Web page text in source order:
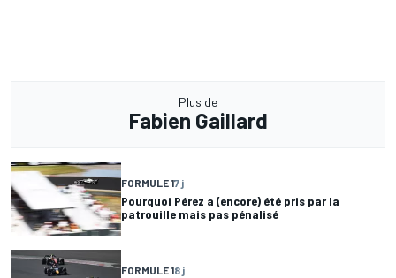
Plus de
Fabien Gaillard
FORMULE 17 j
Pourquoi Pérez a (encore) été pris par la
patrouille mais pas pénalisé
FORMULE 18 j